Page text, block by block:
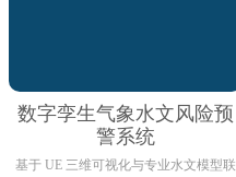
数字孪生气象水文风险预
警系统
基于 UE 三维可视化与专业水文模型联